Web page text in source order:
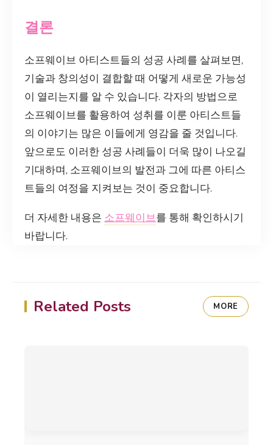
결론
소프웨이브 아티스트들의 성공 사례를 살펴보면,
기술과 창의성이 결합할 때 어떻게 새로운 가능성
이 열리는지를 알 수 있습니다. 각자의 방법으로
소프웨이브를 활용하여 성취를 이룬 아티스트들
의 이야기는 많은 이들에게 영감을 줄 것입니다.
앞으로도 이러한 성공 사례들이 더욱 많이 나오길
기대하며, 소프웨이브의 발전과 그에 따른 아티스
트들의 여정을 지켜보는 것이 중요합니다.
더 자세한 내용은 소프웨이브를 통해 확인하시기
바랍니다.
Related Posts MORE